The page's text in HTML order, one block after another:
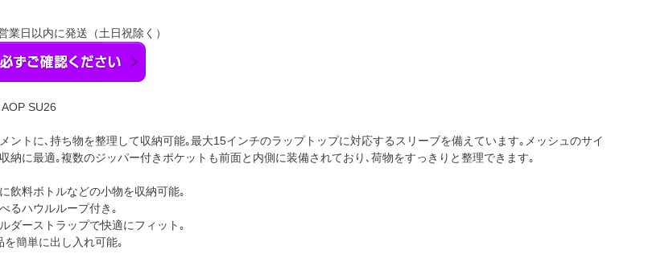
業日以内に発送（土日祝除く）
SU26
ントに､持ち物を整理して収納可能｡最大15インチのラップトップに対応するスリーブを備えています｡メッシュのサイ
納に最適｡複数のジッパー付きポケットも前面と内側に装備されており､荷物をすっきりと整理できます｡
飲料ボトルなどの小物を収納可能｡
るハウルループ付き｡
ダーストラップで快適にフィット｡
簡単に出し入れ可能｡